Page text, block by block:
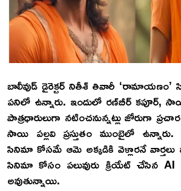
బాలీవుడ్ డైరెక్టర్ నితీశ్‌ తివారీ
పనిలో ఉన్నారు. ఇందులో రణ్‌బీర్‌ కపూర్‌,
పాత్రధారులుగా నటించనున్నట్లు జోరుగా
సాయి పల్లవి ప్రస్తుతం ముంబైలో
సినిమా కోసమే ఆమె అక్కడికి వెళ్లారనే
సినిమా కోసం పలువురు క్రియేట్ చేసిన
అవుతున్నాయి.